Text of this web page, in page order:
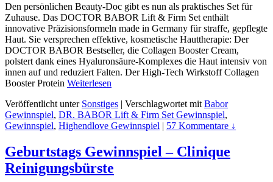
Den persönlichen Beauty-Doc gibt es nun als praktisches Set für
Zuhause. Das DOCTOR BABOR Lift & Firm Set enthält
innovative Präzisionsformeln made in Germany für straffe, gepflegte
Haut. Sie versprechen effektive, kosmetische Hauttherapie: Der
DOCTOR BABOR Bestseller, die Collagen Booster Cream,
polstert dank eines Hyaluronsäure-Komplexes die Haut intensiv von
innen auf und reduziert Falten. Der High-Tech Wirkstoff Collagen
Booster Protein Weiterlesen
Veröffentlicht unter Sonstiges | Verschlagwortet mit Babor
Gewinnspiel, DR. BABOR Lift & Firm Set Gewinnspiel,
Gewinnspiel, Highendlove Gewinnspiel | 57 Kommentare ↓
Geburtstags Gewinnspiel – Clinique
Reinigungsbürste